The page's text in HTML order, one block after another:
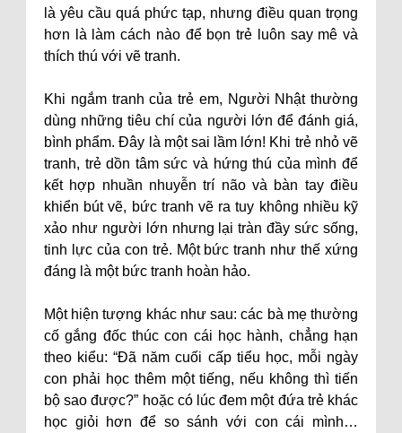
là yêu cầu quá phức tạp, nhưng điều quan trọng
hơn là làm cách nào để bọn trẻ luôn say mê và
thích thú với vẽ tranh.
Khi ngắm tranh của trẻ em, Người Nhật thường
dùng những tiêu chí của người lớn để đánh giá,
bình phẩm. Đây là một sai lầm lớn! Khi trẻ nhỏ vẽ
tranh, trẻ dồn tâm sức và hứng thú của mình để
kết hợp nhuần nhuyễn trí não và bàn tay điều
khiển bút vẽ, bức tranh vẽ ra tuy không nhiều kỹ
xảo như người lớn nhưng lại tràn đầy sức sống,
tinh lực của con trẻ. Một bức tranh như thế xứng
đáng là một bức tranh hoàn hảo.
Một hiện tượng khác như sau: các bà mẹ thường
cố gắng đốc thúc con cái học hành, chẳng hạn
theo kiểu: “Đã năm cuối cấp tiểu học, mỗi ngày
con phải học thêm một tiếng, nếu không thì tiến
bộ sao được?” hoặc có lúc đem một đứa trẻ khác
học giỏi hơn để so sánh với con cái mình…